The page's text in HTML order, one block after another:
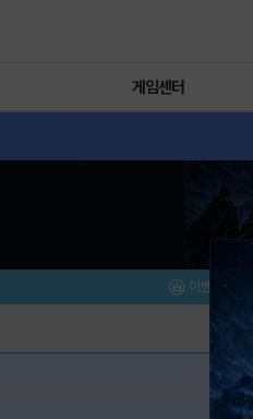
게임센터
이벤트/미션